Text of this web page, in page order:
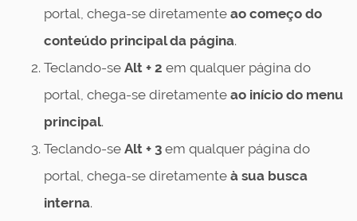
portal, chega-se diretamente ao começo do
conteúdo principal da página.
Teclando-se Alt + 2 em qualquer página do
portal, chega-se diretamente ao início do menu
principal.
Teclando-se Alt + 3 em qualquer página do
portal, chega-se diretamente à sua busca
interna.